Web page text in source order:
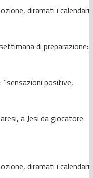
diramati i calendari
di preparazione:
“sensazioni positive,
a Jesi da giocatore
diramati i calendari